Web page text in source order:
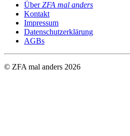
ÜberZFA mal anders
Kontakt
Impressum
Datenschutzerklärung
AGBs
© ZFA mal anders 2026